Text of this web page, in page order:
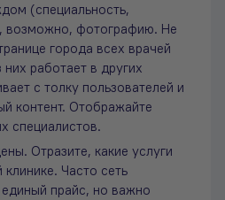
(специальность,
возможно, фотографию. Не
города всех врачей
них работает в других
с толку пользователей и
контент. Отображайте
специалистов.
Отразите, какие услуги
Часто сеть
прайс, но важно